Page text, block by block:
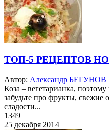
ТОП-5 РЕЦЕПТОВ
Автор: Александр БЕГУНОВ
Коза – вегетарианка,
забудьте про фрукты, свежие
сладости...
1349
25 декабря 2014